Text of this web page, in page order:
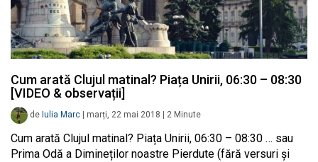
Cum arată Clujul matinal? Piața Unirii, 06:30 – 08:30
[VIDEO & observații]
de Iulia Marc marți, 22 mai 2018 2 Minute
Cum arată Clujul matinal? Piața Unirii, 06:30 – 08:30 … sau
Prima Odă a Dimineților noastre Pierdute (fără versuri și